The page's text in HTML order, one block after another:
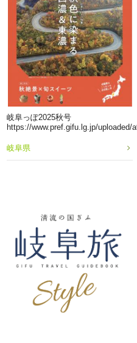
岐阜っぽ2025秋号
https://www.pref.gifu.lg.jp/uploaded/
岐阜県